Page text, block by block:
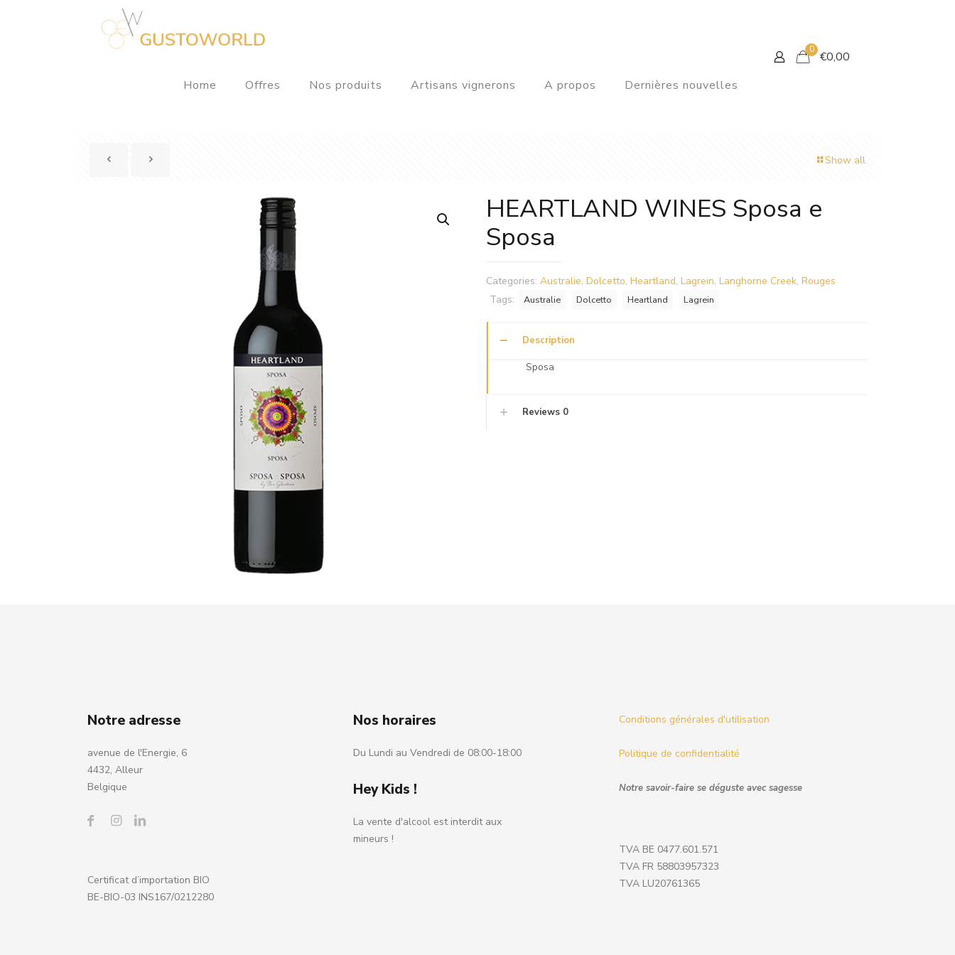
Home Offres Nos produits Artisans vignerons A propos Dernières nouvelles
0 €0,00
Show all
HEARTLAND WINES Sposa e
Sposa
Categories: Australie, Dolcetto, Heartland, Lagrein, Langhorne Creek, Rouges
Tags:
Australie Dolcetto Heartland Lagrein
Description
Sposa
Reviews 0
Notre adresse
avenue de l'Energie, 6
4432, Alleur
Belgique
Certificat d’importation BIO
BE-BIO-03 INS167/0212280
Nos horaires
Du Lundi au Vendredi de 08:00-18:00
Hey Kids !
La vente d'alcool est interdit aux
mineurs !
Conditions générales d'utilisation
Politique de confidentialité
Notre savoir-faire se déguste avec sagesse
TVA BE 0477.601.571
TVA FR 58803957323
TVA LU20761365